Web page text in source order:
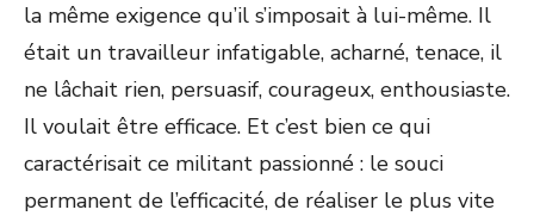
la même exigence qu’il s’imposait à lui-même. Il
était un travailleur infatigable, acharné, tenace, il
ne lâchait rien, persuasif, courageux, enthousiaste.
Il voulait être efficace. Et c’est bien ce qui
caractérisait ce militant passionné : le souci
permanent de l’efficacité, de réaliser le plus vite